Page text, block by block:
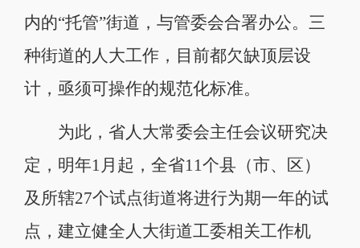
内的“托管”街道，与管委会合署办公。三
种街道的人大工作，目前都欠缺顶层设
计，亟须可操作的规范化标准。
为此，省人大常委会主任会议研究决
定，明年1月起，全省11个县（市、区）
及所辖27个试点街道将进行为期一年的试
点，建立健全人大街道工委相关工作机